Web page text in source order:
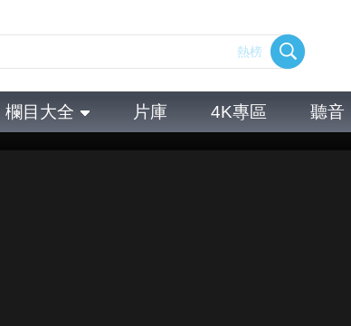
熱榜
欄目大全 片庫 4K專區 聽音